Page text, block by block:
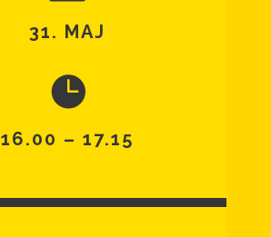
31. MAJ
16.00 – 17.15